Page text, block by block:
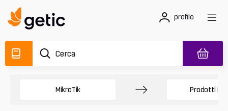
profilo
MikroTik Prodotti in